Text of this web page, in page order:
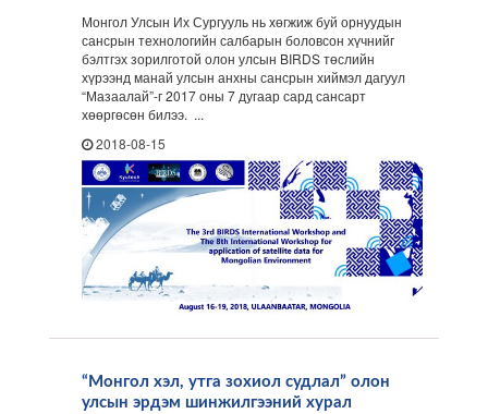
Монгол Улсын Их Сургууль нь хөгжиж буй орнуудын
сансрын технологийн салбарын боловсон хүчнийг
бэлтгэх зорилготой олон улсын BIRDS төслийн
хүрээнд манай улсын анхны сансрын хиймэл дагуул
“Мазаалай”-г 2017 оны 7 дугаар сард сансарт
хөөргөсөн билээ. ...
2018-08-15
“Монгол хэл, утга зохиол судлал” олон
улсын эрдэм шинжилгээний хурал